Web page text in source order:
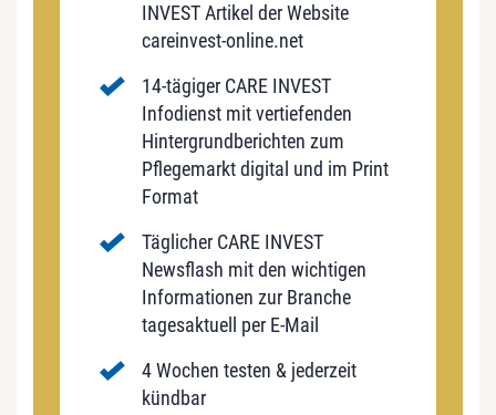
INVEST Artikel der Website
careinvest-online.net
14-tägiger CARE INVEST
Infodienst mit vertiefenden
Hintergrundberichten zum
Pflegemarkt digital und im Print
Format
Täglicher CARE INVEST
Newsflash mit den wichtigen
Informationen zur Branche
tagesaktuell per E-Mail
4 Wochen testen & jederzeit
kündbar